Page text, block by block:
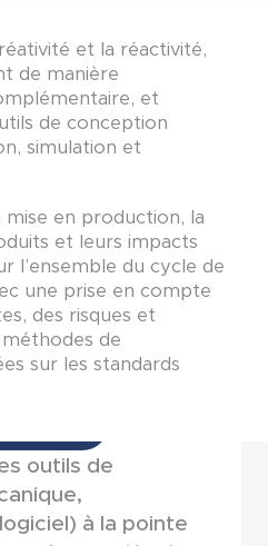
et la réactivité,
de manière
et
de conception
simulation et
en production, la
et leurs impacts
l’ensemble du cycle de
une prise en compte
des risques et
de
sur les standards
outils de
à la pointe